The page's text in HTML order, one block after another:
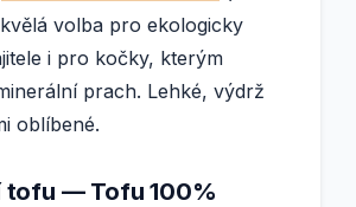
volba pro ekologicky
i pro kočky, kterým
prach. Lehké, výdrž
oblíbené.
tofu — Tofu 100%